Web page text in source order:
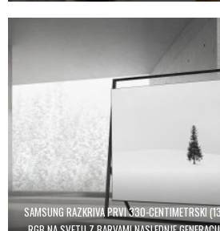
SAMSUNG RAZKRIVA PRVI 330-CENTIMETRSKI